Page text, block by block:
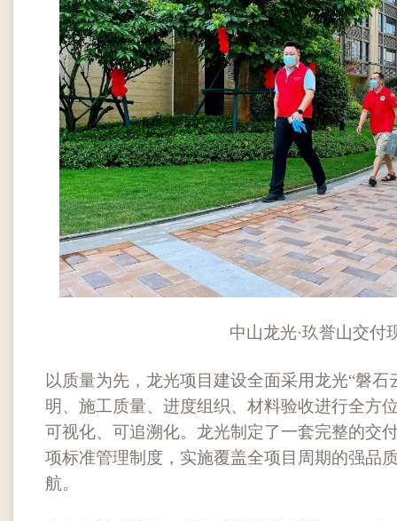
中山龙光·玖誉山交付
以质量为先，龙光项目建设全面采用龙光“磐
明、施工质量、进度组织、材料验收进行全方
可视化、可追溯化。龙光制定了一套完整的交
项标准管理制度，实施覆盖全项目周期的强品
航。